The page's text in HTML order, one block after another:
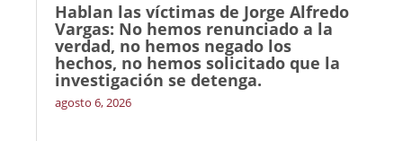
Hablan las víctimas de Jorge Alfredo
Vargas: No hemos renunciado a la
verdad, no hemos negado los
hechos, no hemos solicitado que la
investigación se detenga.
agosto 6, 2026